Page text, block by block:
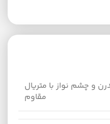
و چشم نواز با متریال
مقاوم